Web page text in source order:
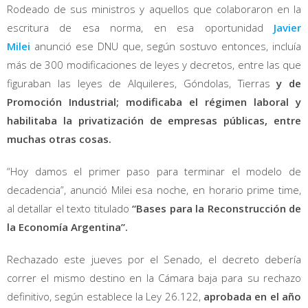
Rodeado de sus ministros y aquellos que colaboraron en la
escritura de esa norma, en esa oportunidad Javier
Milei anunció ese DNU que, según sostuvo entonces, incluía
más de 300 modificaciones de leyes y decretos, entre las que
figuraban las leyes de Alquileres, Góndolas, Tierrasy de
Promoción Industrial; modificaba el régimen laboral y
habilitaba la privatización de empresas públicas, entre
muchas otras cosas.
“Hoy damos el primer paso para terminar el modelo de
decadencia”, anunció Milei esa noche, en horario prime time,
al detallar el texto titulado “Bases para la Reconstrucción de
la Economía Argentina”.
Rechazado este jueves por el Senado, el decreto debería
correr el mismo destino en la Cámara baja para su rechazo
definitivo, según establece la Ley 26.122, aprobada en el año